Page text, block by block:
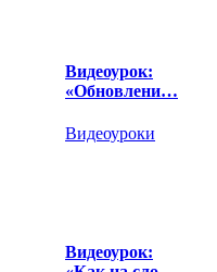
Видеоурок:
«Обновлени…
Видеоуроки
Видеоурок: